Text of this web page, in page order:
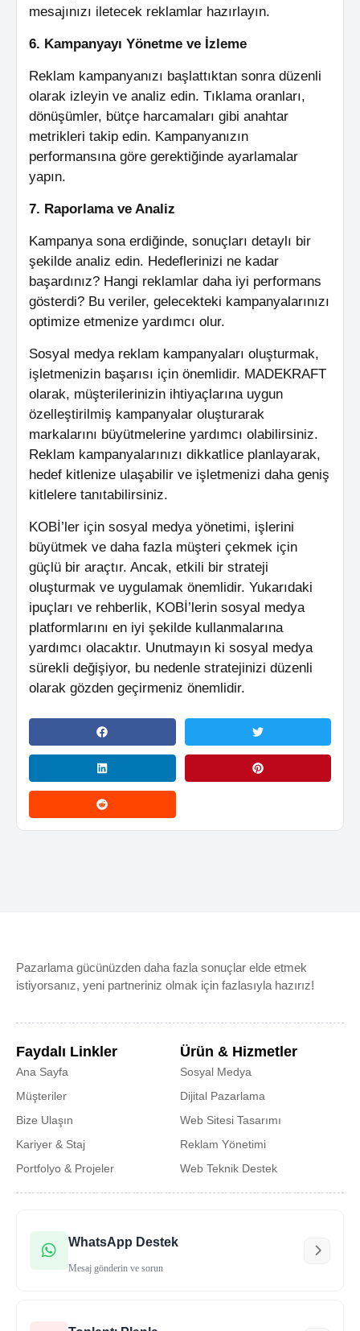
mesajınızı iletecek reklamlar hazırlayın.
6. Kampanyayı Yönetme ve İzleme
Reklam kampanyanızı başlattıktan sonra düzenli
olarak izleyin ve analiz edin. Tıklama oranları,
dönüşümler, bütçe harcamaları gibi anahtar
metrikleri takip edin. Kampanyanızın
performansına göre gerektiğinde ayarlamalar
yapın.
7. Raporlama ve Analiz
Kampanya sona erdiğinde, sonuçları detaylı bir
şekilde analiz edin. Hedeflerinizi ne kadar
başardınız? Hangi reklamlar daha iyi performans
gösterdi? Bu veriler, gelecekteki kampanyalarınızı
optimize etmenize yardımcı olur.
Sosyal medya reklam kampanyaları oluşturmak,
işletmenizin başarısı için önemlidir. MADEKRAFT
olarak, müşterilerinizin ihtiyaçlarına uygun
özelleştirilmiş kampanyalar oluşturarak
markalarını büyütmelerine yardımcı olabilirsiniz.
Reklam kampanyalarınızı dikkatlice planlayarak,
hedef kitlenize ulaşabilir ve işletmenizi daha geniş
kitlelere tanıtabilirsiniz.
KOBİ’ler için sosyal medya yönetimi, işlerini
büyütmek ve daha fazla müşteri çekmek için
güçlü bir araçtır. Ancak, etkili bir strateji
oluşturmak ve uygulamak önemlidir. Yukarıdaki
ipuçları ve rehberlik, KOBİ’lerin sosyal medya
platformlarını en iyi şekilde kullanmalarına
yardımcı olacaktır. Unutmayın ki sosyal medya
sürekli değişiyor, bu nedenle stratejinizi düzenli
olarak gözden geçirmeniz önemlidir.
Pazarlama gücünüzden daha fazla sonuçlar elde etmek
istiyorsanız, yeni partneriniz olmak için fazlasıyla hazırız!
Faydalı Linkler
Ana Sayfa
Müşteriler
Bize Ulaşın
Kariyer & Staj
Portfolyo & Projeler
Ürün & Hizmetler
Sosyal Medya
Dijital Pazarlama
Web Sitesi Tasarımı
Reklam Yönetimi
Web Teknik Destek
WhatsApp Destek
Mesaj gönderin ve sorun